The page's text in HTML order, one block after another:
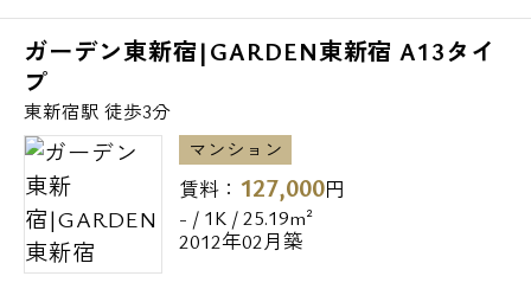
ガーデン東新宿|GARDEN東新宿 A13タイ
プ
東新宿駅 徒歩3分
マンション
賃料： 127,000円
- / 1K / 25.19m²
2012年02月築